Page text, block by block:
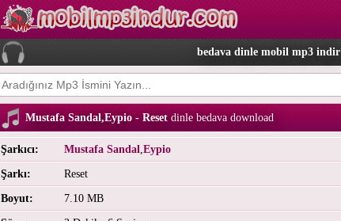
bedava dinle mobil mp3 indir
Mustafa Sandal,Eypio - Resetdinle bedava download
Şarkıcı: Mustafa Sandal Eypio
Şarkı:
Reset
Boyut:
7.10 MB